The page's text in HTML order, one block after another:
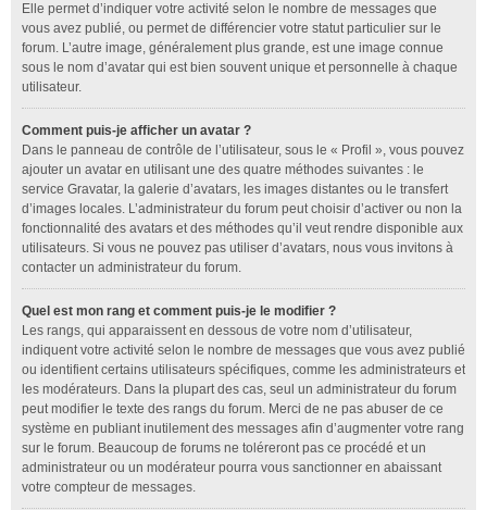
Elle permet d’indiquer votre activité selon le nombre de messages que
vous avez publié, ou permet de différencier votre statut particulier sur le
forum. L’autre image, généralement plus grande, est une image connue
sous le nom d’avatar qui est bien souvent unique et personnelle à chaque
utilisateur.
Comment puis-je afficher un avatar ?
Dans le panneau de contrôle de l’utilisateur, sous le « Profil », vous pouvez
ajouter un avatar en utilisant une des quatre méthodes suivantes : le
service Gravatar, la galerie d’avatars, les images distantes ou le transfert
d’images locales. L’administrateur du forum peut choisir d’activer ou non la
fonctionnalité des avatars et des méthodes qu’il veut rendre disponible aux
utilisateurs. Si vous ne pouvez pas utiliser d’avatars, nous vous invitons à
contacter un administrateur du forum.
Quel est mon rang et comment puis-je le modifier ?
Les rangs, qui apparaissent en dessous de votre nom d’utilisateur,
indiquent votre activité selon le nombre de messages que vous avez publié
ou identifient certains utilisateurs spécifiques, comme les administrateurs et
les modérateurs. Dans la plupart des cas, seul un administrateur du forum
peut modifier le texte des rangs du forum. Merci de ne pas abuser de ce
système en publiant inutilement des messages afin d’augmenter votre rang
sur le forum. Beaucoup de forums ne toléreront pas ce procédé et un
administrateur ou un modérateur pourra vous sanctionner en abaissant
votre compteur de messages.